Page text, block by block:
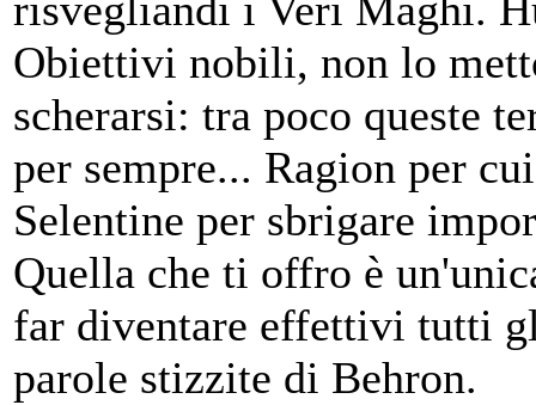
Obiettivi nobili, non lo
scherarsi: tra poco queste
per sempre... Ragion per
Selentine per sbrigare
Quella che ti offro è
far diventare effettivi tutti
parole stizzite di Behron.